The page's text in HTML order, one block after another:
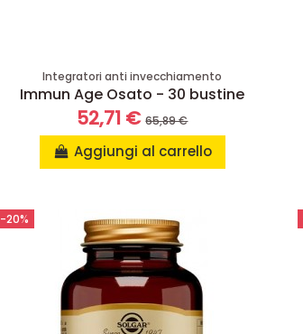
Integratori anti invecchiamento
Immun Age Osato - 30 bustine
52,71 €65,89 €
Aggiungi al carrello
-20%